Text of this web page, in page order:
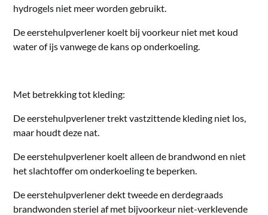
hydrogels niet meer worden gebruikt.
De eerstehulpverlener koelt bij voorkeur niet met koud
water of ijs vanwege de kans op onderkoeling.
Met betrekking tot kleding:
De eerstehulpverlener trekt vastzittende kleding niet los,
maar houdt deze nat.
De eerstehulpverlener koelt alleen de brandwond en niet
het slachtoffer om onderkoeling te beperken.
De eerstehulpverlener dekt tweede en derdegraads
brandwonden steriel af met bijvoorkeur niet-verklevende